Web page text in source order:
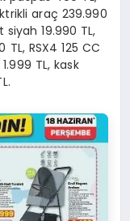
araç 239.990
19.990 TL,
RSX4 125 CC
TL, kask